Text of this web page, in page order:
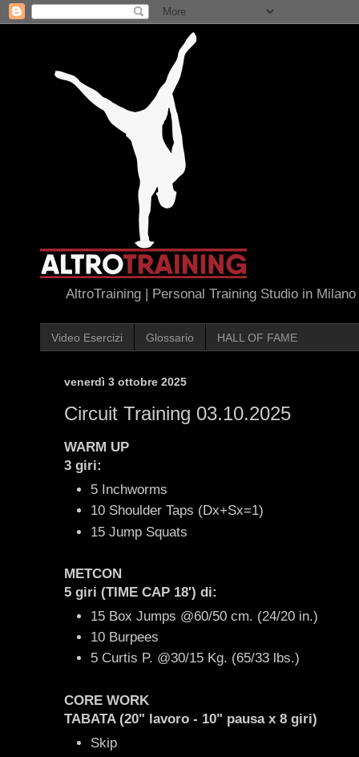
AltroTraining | Personal Training Studio in Milano
Video Esercizi Glossario HALL OF FAME
venerdì 3 ottobre 2025
Circuit Training 03.10.2025
WARM UP
3 giri:
5 Inchworms
10 Shoulder Taps (Dx+Sx=1)
15 Jump Squats
METCON
5 giri (TIME CAP 18') di:
15 Box Jumps @60/50 cm. (24/20 in.)
10 Burpees
5 Curtis P. @30/15 Kg. (65/33 lbs.)
CORE WORK
TABATA (20" lavoro - 10" pausa x 8 giri)
Skip